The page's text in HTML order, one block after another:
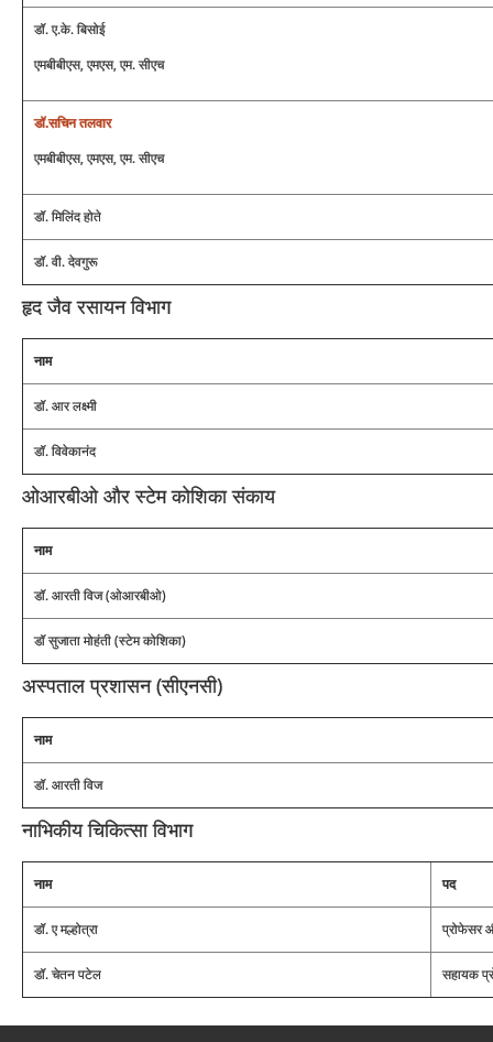
डॉ. ए.के. बिसोई
एमबीबीएस, एमएस, एम. सीएच
डॉ.सचिन तलवार
एमबीबीएस, एमएस, एम. सीएच
डॉ. मिलिंद होते
डॉ. वी. देवगुरू
हृद जैव रसायन विभाग
नाम
डॉ. आर लक्ष्मी
डॉ. विवेकानंद
ओआरबीओ और स्टेम कोशिका संकाय
नाम
डॉ. आरती विज (ओआरबीओ)
डॉ सुजाता मोहंती (स्टेम कोशिका)
अस्पताल प्रशासन (सीएनसी)
नाम
डॉ. आरती विज
नाभिकीय चिकित्सा विभाग
नाम पद
डॉ. ए मल्होत्रा प्रोफेसर
डॉ. चेतन पटेल सहायक